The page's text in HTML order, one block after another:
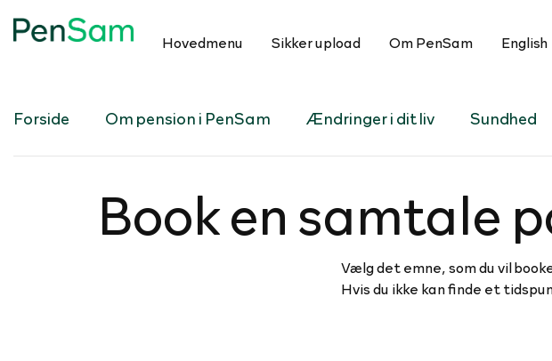
Hovedmenu Sikker upload Om PenSam English
Forside Om pension i PenSam Ændringer i dit liv Sundhed
Book en samtale
Vælg det emne, som du vil
Hvis du ikke kan finde et